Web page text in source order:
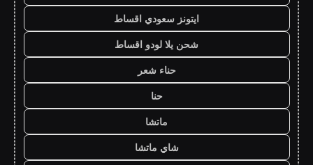
ايتونز سعودي اقساط
شحن يلا لودو اقساط
حناء شعر
حنا
ماتشا
شاي ماتشا